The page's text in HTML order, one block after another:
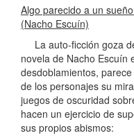
Algo parecido a un
(Nacho Escuín)
La auto-ficción goza
novela de Nacho Escuín
desdoblamientos,
de los personajes su
juegos de oscuridad
hacen un ejercicio de
sus propios abismos: